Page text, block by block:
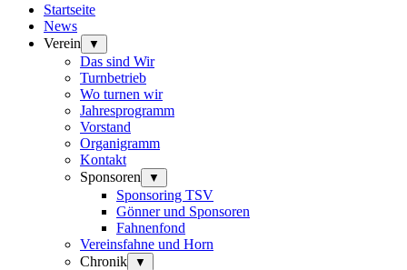
Startseite
News
Verein
▼
Das sind Wir
Turnbetrieb
Wo turnen wir
Jahresprogramm
Vorstand
Organigramm
Kontakt
Sponsoren
▼
Sponsoring TSV
Gönner und Sponsoren
Fahnenfond
Vereinsfahne und Horn
Chronik
▼